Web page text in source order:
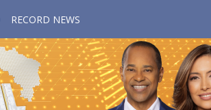
RECORD NEWS